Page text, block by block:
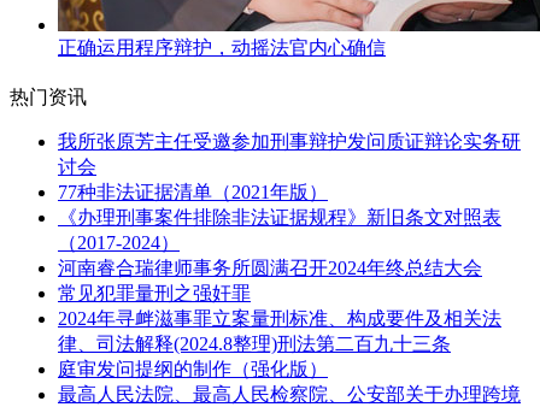
正确运用程序辩护，动摇法官内心确信
热门资讯
我所张原芳主任受邀参加刑事辩护发问质证辩论实务研
讨会
77种非法证据清单（2021年版）
《办理刑事案件排除非法证据规程》新旧条文对照表
（2017-2024）
河南睿合瑞律师事务所圆满召开2024年终总结大会
常见犯罪量刑之强奸罪
2024年寻衅滋事罪立案量刑标准、构成要件及相关法
律、司法解释(2024.8整理)刑法第二百九十三条
庭审发问提纲的制作（强化版）
最高人民法院、最高人民检察院、公安部关于办理跨境